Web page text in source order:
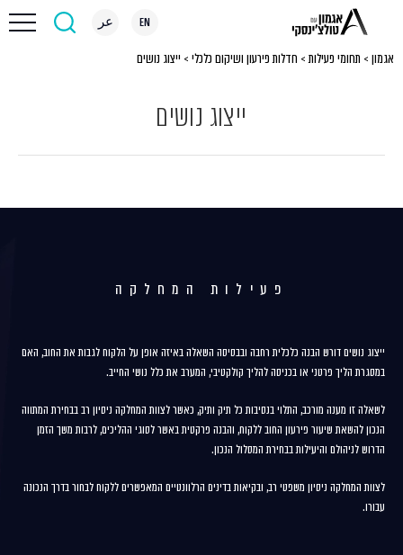
EN عر
אגמון > תחומי פעילות> חדלות פירעון ושיקום כלכלי > ייצוג נושים
ייצוג נושים
פעילות המחלקה
ייצוג נושים דורש הבנה כלכלית רחבה ובבסיסה השאלה באיזה אופן על הלקוח לגבות את החוב, האם
במסגרת הליך פרטני או בכניסה להליך קולקטיבי, המערב את כלל נושי החייב.
לשאלה זו מענה מורכב, התלוי בנסיבות כל תיק ותיק, כאשר לצוות המחלקה ניסיון רב בבחירת המתווה
הנכון להשאת שיעור פירעון החוב ללקוח, והבנה פרקטית באשר לסוגי ההליכים, לרבות משך הזמן
הדרוש לניהולם והיעילות בבחירת המסלול הנכון.
לצוות המחלקה ניסיון משפטי רב, ובקיאות בדינים הרלוונטיים המאפשרים ללקוח לבחור בדרך הנכונה
עבורו.